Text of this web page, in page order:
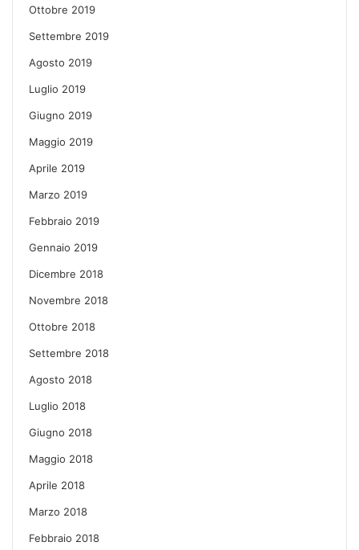
Ottobre 2019
Settembre 2019
Agosto 2019
Luglio 2019
Giugno 2019
Maggio 2019
Aprile 2019
Marzo 2019
Febbraio 2019
Gennaio 2019
Dicembre 2018
Novembre 2018
Ottobre 2018
Settembre 2018
Agosto 2018
Luglio 2018
Giugno 2018
Maggio 2018
Aprile 2018
Marzo 2018
Febbraio 2018